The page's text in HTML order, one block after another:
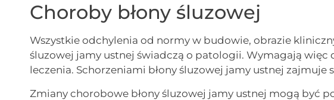
Choroby błony śluzowej
Wszystkie odchylenia od normy w budowie, obrazie
śluzowej jamy ustnej świadczą o patologii. Wymagają więc
leczenia. Schorzeniami błony śluzowej jamy ustnej zajmuje
Zmiany chorobowe błony śluzowej jamy ustnej mogą być